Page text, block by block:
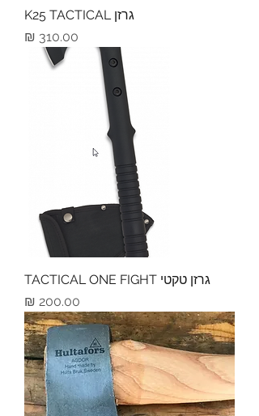
גרזן K25 TACTICAL
מחיר
גרזן טקטי TACTICAL ONE FIGHT
מחיר